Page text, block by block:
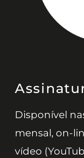
Disponível
mensal, on-
vídeo